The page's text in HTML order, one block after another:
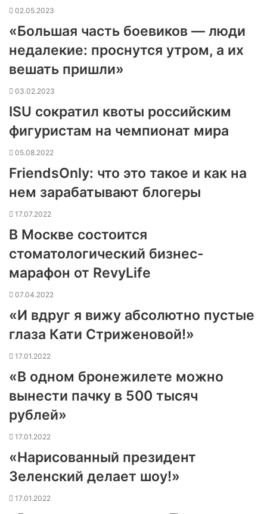
02.05.2023
«Большая часть боевиков — люди
недалекие: проснутся утром, а их
вешать пришли»
03.02.2023
ISU сократил квоты российским
фигуристам на чемпионат мира
05.08.2022
FriendsOnly: что это такое и как на
нем зарабатывают блогеры
17.07.2022
В Москве состоится
стоматологический бизнес-
марафон от RevyLife
07.04.2022
«И вдруг я вижу абсолютно пустые
глаза Кати Стриженовой!»
17.01.2022
«В одном бронежилете можно
вынести пачку в 500 тысяч
рублей»
17.01.2022
«Нарисованный президент
Зеленский делает шоу!»
17.01.2022